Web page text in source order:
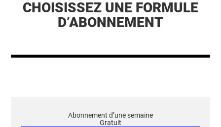
CHOISISSEZ UNE FORMULE
D’ABONNEMENT
Abonnement d’une semaine
Gratuit